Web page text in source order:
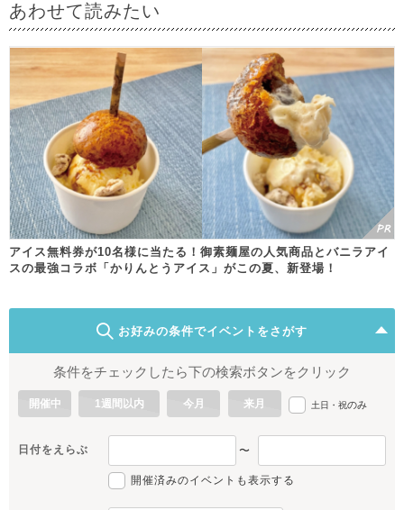
あわせて読みたい
アイス無料券が10名様に当たる！御素麺屋の人気商品とバニラアイ
スの最強コラボ「かりんとうアイス」がこの夏、新登場！
お好みの条件でイベントをさがす
条件をチェックしたら下の検索ボタンをクリック
開催中 1週間以内 今月 来月 土日・祝のみ
日付をえらぶ 〜
開催済みのイベントも表示する